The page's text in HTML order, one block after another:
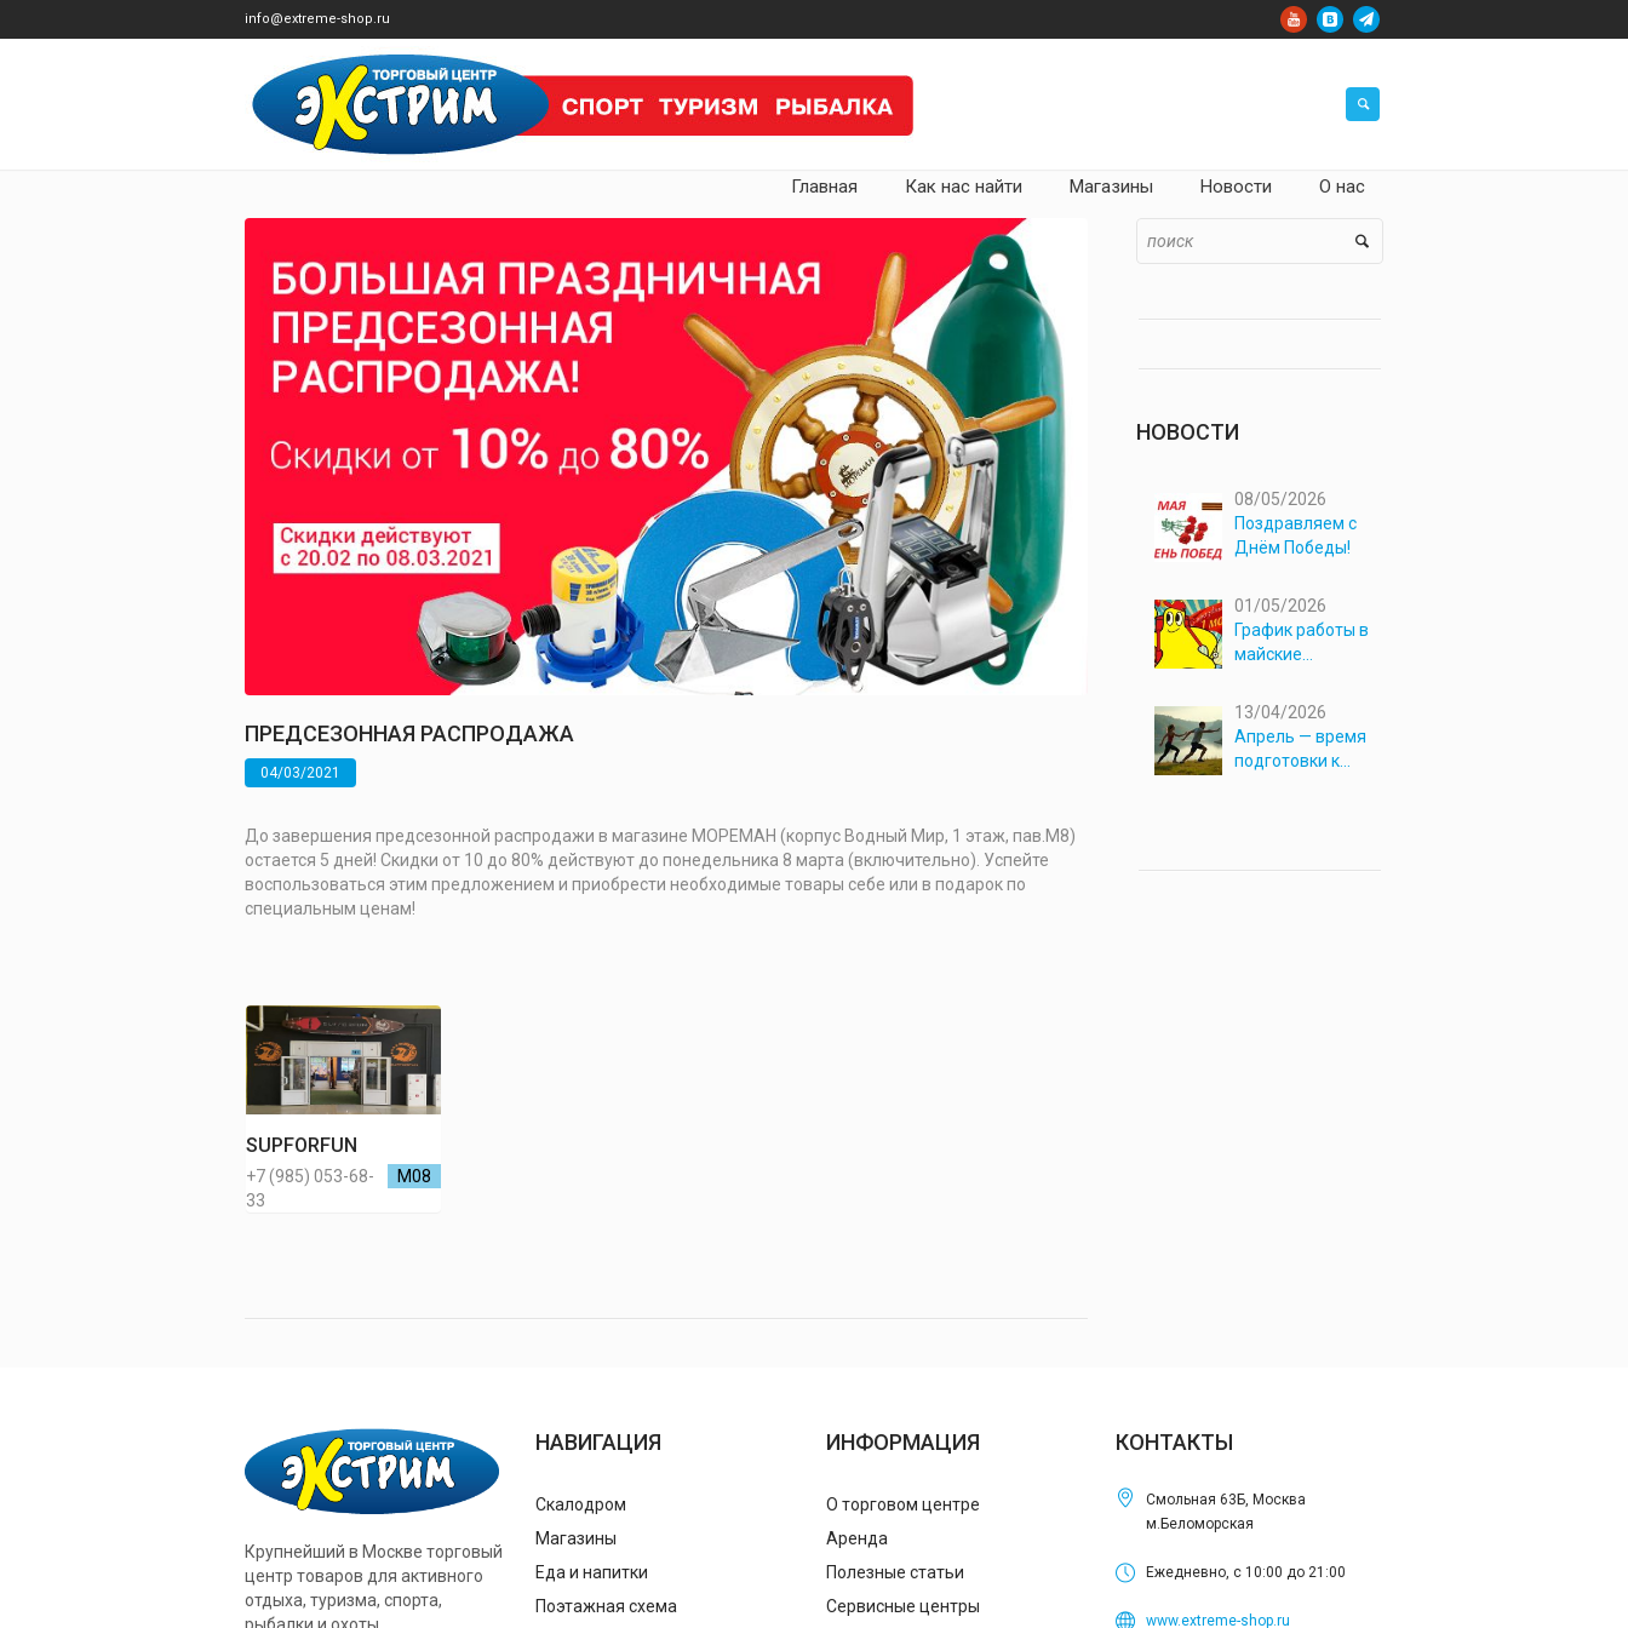
info@extreme-shop.ru
Главная Как нас найти Магазины Новости О нас
ПРЕДСЕЗОННАЯ РАСПРОДАЖА
04/03/2021
До завершения предсезонной распродажи в магазине МОРЕМАН (корпус Водный Мир, 1 этаж, пав.М8)
остается 5 дней! Скидки от 10 до 80% действуют до понедельника 8 марта (включительно). Успейте
воспользоваться этим предложением и приобрести необходимые товары себе или в подарок по
специальным ценам!
SUPFORFUN
М08
+7 (985) 053-68-
33
НОВОСТИ
08/05/2026
Поздравляем с
Днём Победы!
01/05/2026
График работы в
майские
13/04/2026
Апрель — время
подготовки к
Крупнейший в Москве торговый
центр товаров для активного
отдыха, туризма, спорта,
НАВИГАЦИЯ
Скалодром
Магазины
Еда и напитки
Поэтажная схема
ИНФОРМАЦИЯ
О торговом центре
Аренда
Полезные статьи
Сервисные центры
КОНТАКТЫ
Смольная 63Б, Москва
м.Беломорская
Ежедневно, с 10:00 до 21:00
www.extreme-shop.ru